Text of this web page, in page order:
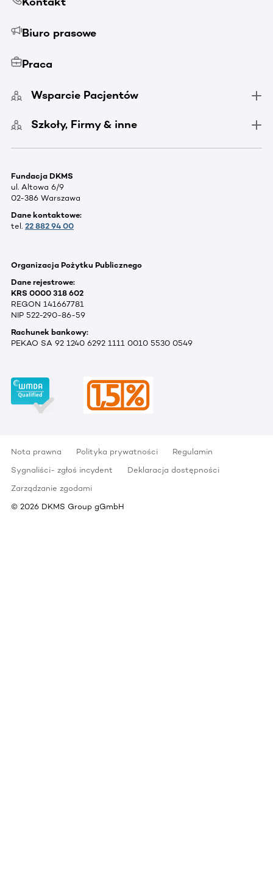
Biuro prasowe
Praca
Wsparcie Pacjentów
Szkoły, Firmy & inne
Fundacja DKMS
ul. Altowa 6/9
02-386 Warszawa
Dane kontaktowe:
tel. 22 882 94 00
Organizacja Pożytku Publicznego
Dane rejestrowe:
KRS 0000 318 602
REGON 141667781
NIP 522-290-86-59
Rachunek bankowy:
PEKAO SA 92 1240 6292 1111 0010 5530 0549
Nota prawna Polityka prywatności
Regulamin
Sygnaliści- zgłoś incydent
Deklaracja dostępności
Zarządzanie zgodami
© 2026 DKMS Group gGmbH